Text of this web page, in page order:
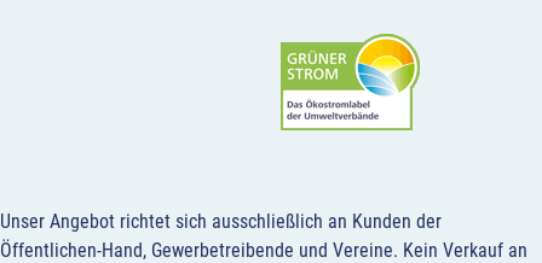
Unser Angebot richtet sich ausschließlich an Kunden der
Öffentlichen-Hand, Gewerbetreibende und Vereine. Kein Verkauf an